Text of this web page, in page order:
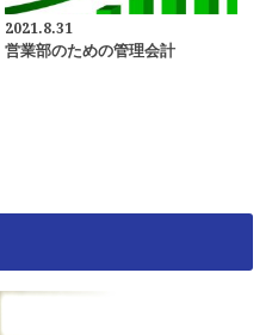
2021.8.31
営業部のための管理会計